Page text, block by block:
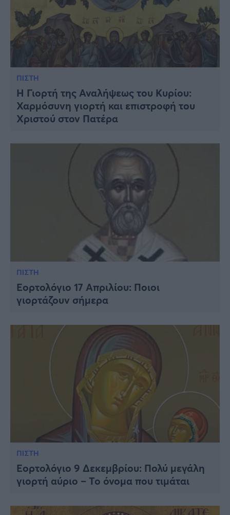
ΠΙΣΤΗ
Η Γιορτή της Αναλήψεως του Κυρίου:
Χαρμόσυνη γιορτή και επιστροφή του
Χριστού στον Πατέρα
ΠΙΣΤΗ
Εορτολόγιο 17 Απριλίου: Ποιοι
γιορτάζουν σήμερα
ΠΙΣΤΗ
Εορτολόγιο 9 Δεκεμβρίου: Πολύ μεγάλη
γιορτή αύριο – Το όνομα που τιμάται